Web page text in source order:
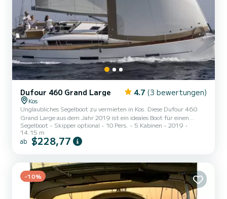
Dufour 460 Grand Large 4.7 (3 bewertungen)
Kos
Unglaubliches Segelboot zu vermieten in Kos. Diese Dufour 460
Grand Large aus dem Jahr 2019 ist ein ideales Boot für einen
Urlaub mit Familie oder Freunden. Das Segelboot ist 14 Meter lang
und hat 75 PS. Die 5 Kabinen bieten Platz für 12 Passagiere bei
Fahrten. Diese Dufour 460 Grand Large ist mit 3 Toiletten mit
Deckdusche, Wassermacher. Zögern Sie nicht, uns für ein
Angebot...
Segelboot Skipper optional 10 Pers. 5 Kabinen
2019
14.15 m
ab $228,77
-10%